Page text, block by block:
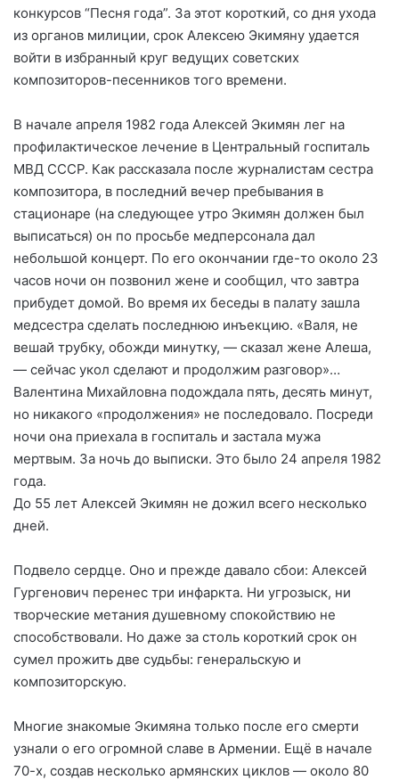
конкурсов “Песня года”. За этот короткий, со дня ухода
из органов милиции, срок Алексею Экимяну удается
войти в избранный круг ведущих советских
композиторов-песенников того времени.
В начале апреля 1982 года Алексей Экимян лег на
профилактическое лечение в Центральный госпиталь
МВД СССР. Как рассказала после журналистам сестра
композитора, в последний вечер пребывания в
стационаре (на следующее утро Экимян должен был
выписаться) он по просьбе медперсонала дал
небольшой концерт. По его окончании где-то около 23
часов ночи он позвонил жене и сообщил, что завтра
прибудет домой. Во время их беседы в палату зашла
медсестра сделать последнюю инъекцию. «Валя, не
вешай трубку, обожди минутку, — сказал жене Алеша,
— сейчас укол сделают и продолжим разговор»…
Валентина Михайловна подождала пять, десять минут,
но никакого «продолжения» не последовало. Посреди
ночи она приехала в госпиталь и застала мужа
мертвым. За ночь до выписки. Это было 24 апреля 1982
года.
До 55 лет Алексей Экимян не дожил всего несколько
дней.
Подвело сердце. Оно и прежде давало сбои: Алексей
Гургенович перенес три инфаркта. Ни угрозыск, ни
творческие метания душевному спокойствию не
способствовали. Но даже за столь короткий срок он
сумел прожить две судьбы: генеральскую и
композиторскую.
Многие знакомые Экимяна только после его смерти
узнали о его огромной славе в Армении. Ещё в начале
70-х, создав несколько армянских циклов — около 80